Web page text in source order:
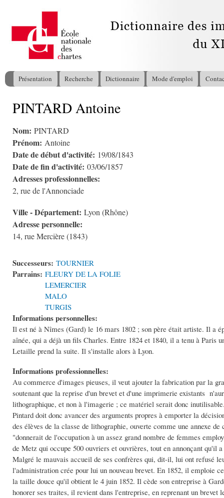
Menu principal
Présentation Recherche Dictionnaire Mode d'emploi
Vous êtes ici
PINTARD Antoine
Nom: PINTARD
Prénom: Antoine
Date de début d'activité: 19/08/1843
Date de fin d'activité: 03/06/1857
Adresses professionnelles:
2, rue de l'Annonciade
Ville - Département: Lyon (Rhône)
Adresse personnelle:
14, rue Mercière (1843)
Successeurs: TOURNIER
Parrains: FLEURY DE LA FOLIE
LEMERCIER
MALO
TURGIS
Informations personnelles:
Il est né à Nîmes (Gard) le 16 mars 1802 ; son père était artiste. Il a
aînée, qui a déjà un fils Charles. Entre 1824 et 1840, il a tenu à Paris
Letaille prend la suite. Il s'installe alors à Lyon.
Informations professionnelles:
Au commerce d'images pieuses, il veut ajouter la fabrication par la
soutenant que la reprise d'un brevet et d'une imprimerie existants
lithographique, et non à l'imagerie ; ce matériel serait donc
Pintard doit donc avancer des arguments propres à emporter la
des élèves de la classe de lithographie, ouverte comme une annexe
"donnerait de l'occupation à un assez grand nombre de femmes
de Metz qui occupe 500 ouvriers et ouvrières, tout en annonçant qu'il
Malgré le mauvais accueil de ses confrères qui, dit-il, lui ont refusé
l'administration crée pour lui un nouveau brevet. En 1852, il emploie
la taille douce qu'il obtient le 4 juin 1852. Il cède son entreprise à
honorer ses traites, il revient dans l'entreprise, en reprenant un